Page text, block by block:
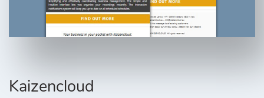
Kaizencloud